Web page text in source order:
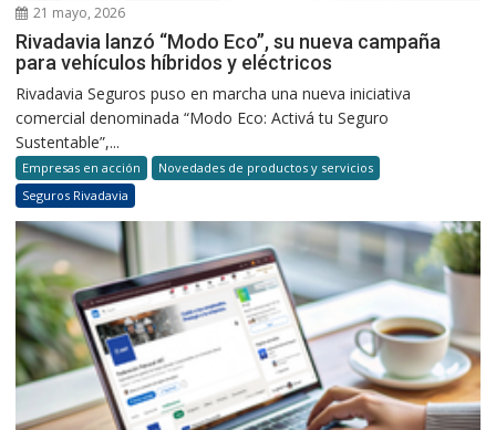
21 mayo, 2026
Rivadavia lanzó “Modo Eco”, su nueva campaña
para vehículos híbridos y eléctricos
Rivadavia Seguros puso en marcha una nueva iniciativa
comercial denominada “Modo Eco: Activá tu Seguro
Sustentable”,...
Empresas en acción
Novedades de productos y servicios
Seguros Rivadavia